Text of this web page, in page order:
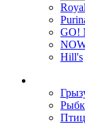
GO!
Hill's